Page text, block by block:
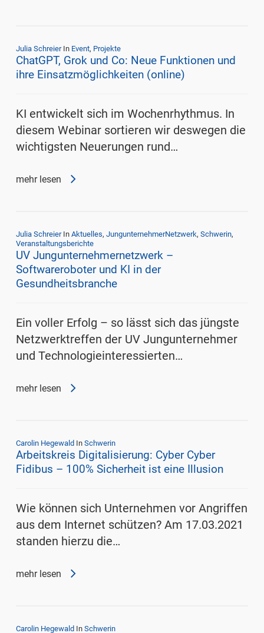
Julia Schreier In Event, Projekte
ChatGPT, Grok und Co: Neue Funktionen und
ihre Einsatzmöglichkeiten (online)
KI entwickelt sich im Wochenrhythmus. In
diesem Webinar sortieren wir deswegen die
wichtigsten Neuerungen rund…
mehr lesen
Julia Schreier In Aktuelles, JungunternehmerNetzwerk, Schwerin,
Veranstaltungsberichte
UV Jungunternehmernetzwerk –
Softwareroboter und KI in der
Gesundheitsbranche
Ein voller Erfolg – so lässt sich das jüngste
Netzwerktreffen der UV Jungunternehmer
und Technologieinteressierten…
mehr lesen
Carolin Hegewald In Schwerin
Arbeitskreis Digitalisierung: Cyber Cyber
Fidibus – 100% Sicherheit ist eine Illusion
Wie können sich Unternehmen vor Angriffen
aus dem Internet schützen? Am 17.03.2021
standen hierzu die…
mehr lesen
Carolin Hegewald In Schwerin